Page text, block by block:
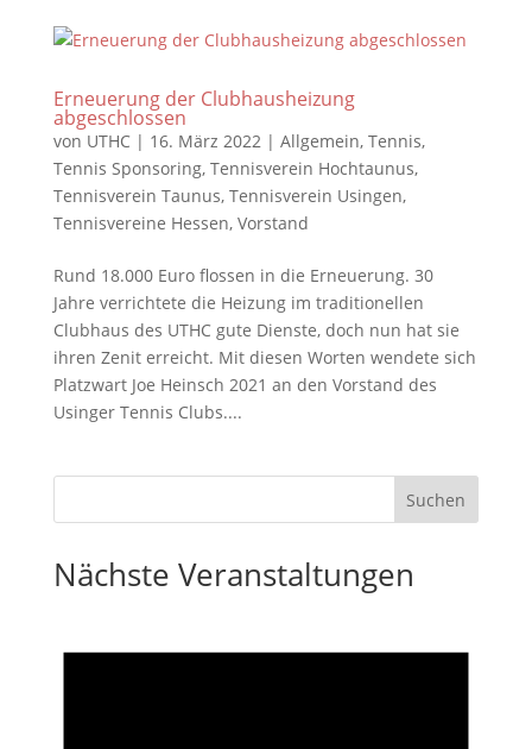
Erneuerung der Clubhausheizung
abgeschlossen
von UTHC| 16. März 2022| Allgemein, Tennis,
Tennis Sponsoring, Tennisverein Hochtaunus,
Tennisverein Taunus, Tennisverein Usingen,
Tennisvereine Hessen, Vorstand
Rund 18.000 Euro flossen in die Erneuerung. 30
Jahre verrichtete die Heizung im traditionellen
Clubhaus des UTHC gute Dienste, doch nun hat sie
ihren Zenit erreicht. Mit diesen Worten wendete sich
Platzwart Joe Heinsch 2021 an den Vorstand des
Usinger Tennis Clubs....
Nächste Veranstaltungen